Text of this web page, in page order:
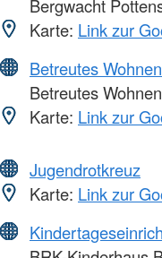
Bergwacht
Karte: Link zur
Betreutes Wohnen
Betreutes
Karte: Link zur
Jugendrotkreuz
Karte: Link zur